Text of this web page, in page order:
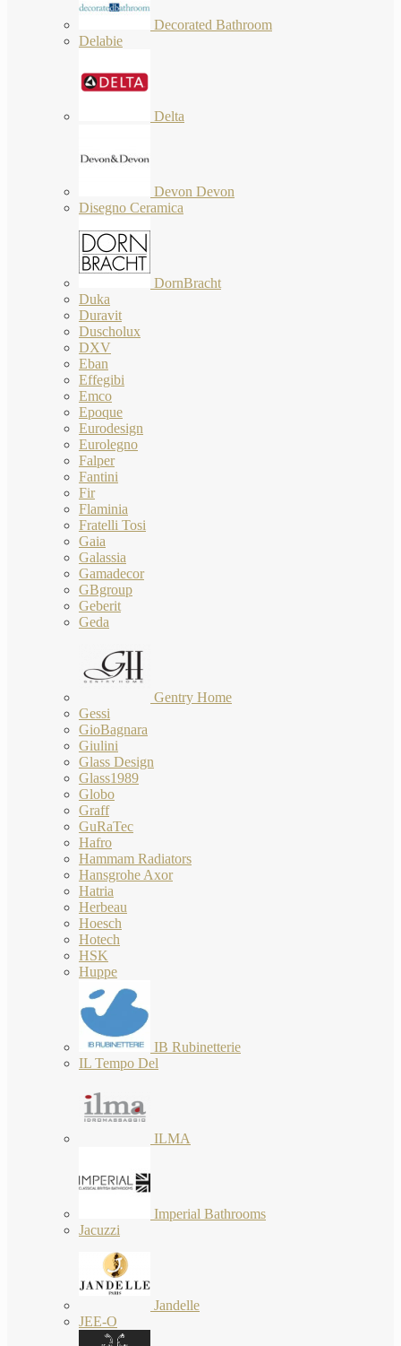
Decorated Bathroom
Delabie
Delta
Devon Devon
Disegno Ceramica
DornBracht
Duka
Duravit
Duscholux
DXV
Eban
Effegibi
Emco
Epoque
Eurodesign
Eurolegno
Falper
Fantini
Fir
Flaminia
Fratelli Tosi
Gaia
Galassia
Gamadecor
GBgroup
Geberit
Geda
Gentry Home
Gessi
GioBagnara
Giulini
Glass Design
Glass1989
Globo
Graff
GuRaTec
Hafro
Hammam Radiators
Hansgrohe Axor
Hatria
Herbeau
Hoesch
Hotech
HSK
Huppe
IB Rubinetterie
IL Tempo Del
ILMA
Imperial Bathrooms
Jacuzzi
Jandelle
JEE-O